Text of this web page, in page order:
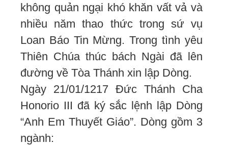
không quản ngại khó khăn vất vả và
nhiều năm thao thức trong sứ vụ
Loan Báo Tin Mừng. Trong tình yêu
Thiên Chúa thúc bách Ngài đã lên
đường về Tòa Thánh xin lập Dòng.
Ngày 21/01/1217 Đức Thánh Cha
Honorio III đã ký sắc lệnh lập Dòng
“Anh Em Thuyết Giáo”. Dòng gồm 3
ngành: